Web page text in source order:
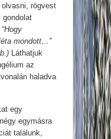
rögvest
gondolat
“Hogy
mondott…”
Láthatjuk
az
haladva
egy
egymásra
találunk,